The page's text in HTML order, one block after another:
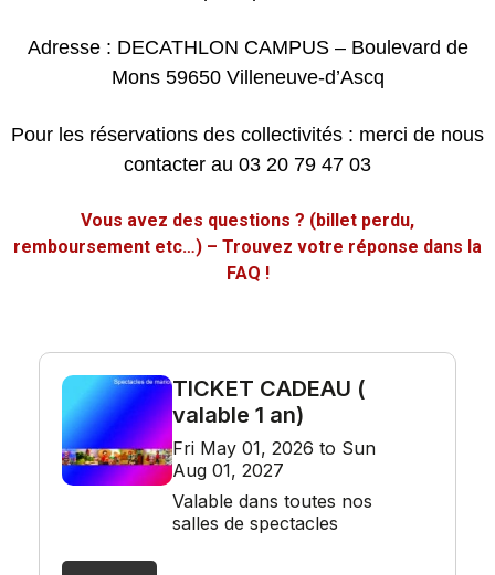
Adresse : DECATHLON CAMPUS – Boulevard de
Mons 59650 Villeneuve-d’Ascq
Pour les réservations des collectivités : merci de nous
contacter au 03 20 79 47 03
Vous avez des questions ? (billet perdu,
remboursement etc…) – Trouvez votre réponse dans la
FAQ !